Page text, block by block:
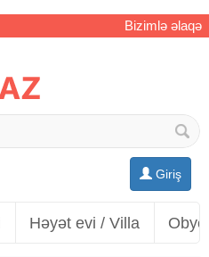
Bizimlə əlaqə
Giriş
Həyət evi / Villa